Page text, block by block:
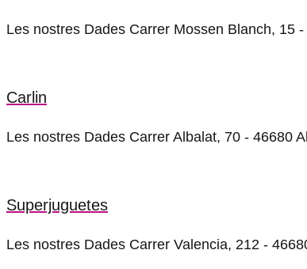
Les nostres Dades Carrer Mossen Blanch, 15
Carlin
Les nostres Dades Carrer Albalat, 70 - 46680
Superjuguetes
Les nostres Dades Carrer Valencia, 212 -